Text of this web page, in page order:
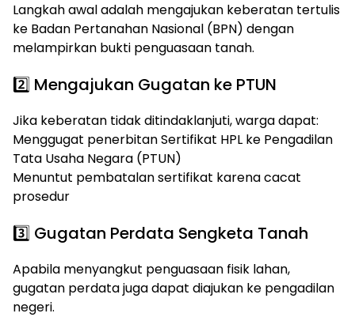
Langkah awal adalah mengajukan keberatan tertulis
ke Badan Pertanahan Nasional (BPN) dengan
melampirkan bukti penguasaan tanah.
2️⃣ Mengajukan Gugatan ke PTUN
Jika keberatan tidak ditindaklanjuti, warga dapat:
Menggugat penerbitan Sertifikat HPL ke Pengadilan
Tata Usaha Negara (PTUN)
Menuntut pembatalan sertifikat karena cacat
prosedur
3️⃣ Gugatan Perdata Sengketa Tanah
Apabila menyangkut penguasaan fisik lahan,
gugatan perdata juga dapat diajukan ke pengadilan
negeri.